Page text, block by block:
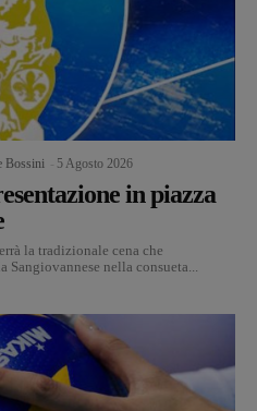
Bossini 5 Agosto 2026
in piazza
la tradizionale cena che
nella consueta...